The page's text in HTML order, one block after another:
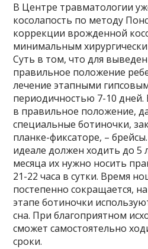
В Центре травматологии
косолапость по методу
коррекции врожденной
минимальным
Суть в том, что для
правильное положение
лечение этапными
периодичностью 7-10 дней.
в правильное положение,
специальные ботиночки,
планке-фиксаторе, –
идеале должен ходить до 5
месяца их нужно носить
21-22 часа в сутки. Время
постепенно сокращается,
этапе ботиночки
сна. При благоприятном
сможет самостоятельно
сроки.